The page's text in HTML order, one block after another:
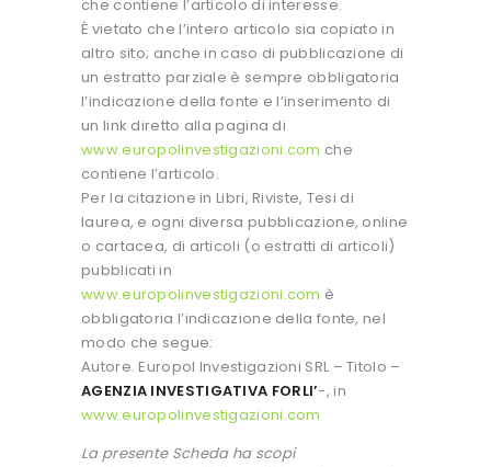
che contiene l’articolo di interesse.
È vietato che l’intero articolo sia copiato in
altro sito; anche in caso di pubblicazione di
un estratto parziale è sempre obbligatoria
l’indicazione della fonte e l’inserimento di
un link diretto alla pagina di
www.europolinvestigazioni.com che
contiene l’articolo.
Per la citazione in Libri, Riviste, Tesi di
laurea, e ogni diversa pubblicazione, online
o cartacea, di articoli (o estratti di articoli)
pubblicati in
www.europolinvestigazioni.com è
obbligatoria l’indicazione della fonte, nel
modo che segue:
Autore. Europol Investigazioni SRL – Titolo –
AGENZIA INVESTIGATIVA FORLI’-, in
www.europolinvestigazioni.com
La presente Scheda ha scopi